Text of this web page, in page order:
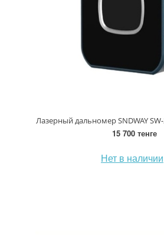
Лазерный дальномер SNDWAY
15 700 тенге
Нет в наличии